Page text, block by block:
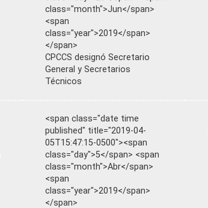
class="month">Jun</span>
<span
class="year">2019</span>
</span>
CPCCS designó Secretario
General y Secretarios
Técnicos
<span class="date time
published" title="2019-04-
05T15:47:15-0500"><span
class="day">5</span> <span
class="month">Abr</span>
<span
class="year">2019</span>
</span>